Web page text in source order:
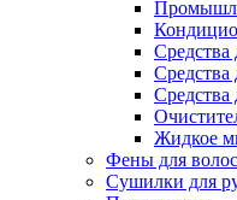
Средства
Средства
Средства
Жидкое
Фены для волос
Сушилки для